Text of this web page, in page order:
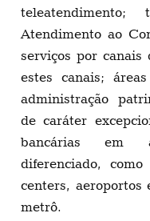
teleatendimento;
Atendimento ao
serviços por
estes canais;
administração
de caráter
bancárias em
diferenciado,
centers,
metrô.